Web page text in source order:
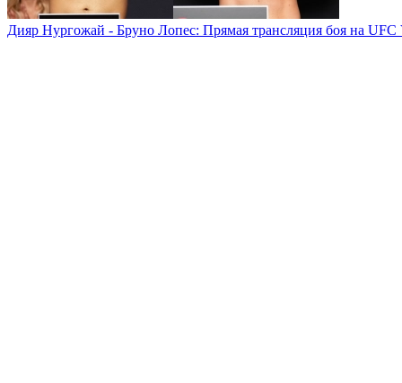
Дияр Нургожай - Бруно Лопес: Прямая трансляция боя на UFC